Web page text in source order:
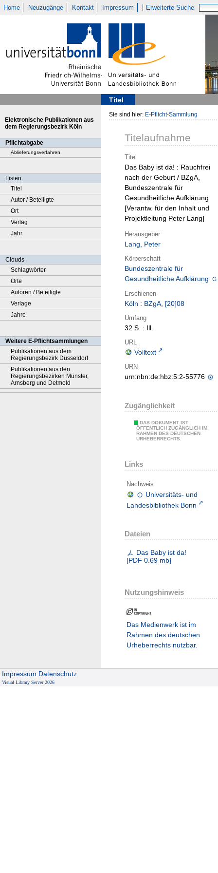
Home Neuzugänge Kontakt Impressum Erweiterte Suche
Titel
Elektronische Publikationen aus
dem Regierungsbezirk Köln
Pflichtabgabe
Ablieferungsverfahren
Listen
Titel
Autor / Beteiligte
Ort
Verlag
Jahr
Clouds
Schlagwörter
Orte
Autoren / Beteiligte
Verlage
Jahre
Weitere E-Pflichtsammlungen
Publikationen aus dem
Regierungsbezirk Düsseldorf
Publikationen aus den
Regierungsbezirken Münster,
Arnsberg und Detmold
Sie sind hier: E-Pflicht-Sammlung
Titelaufnahme
Titel
Das Baby ist da! : Rauchfrei
nach der Geburt / BZgA,
Bundeszentrale für
Gesundheitliche Aufklärung.
[Verantw. für den Inhalt und
Projektleitung Peter Lang]
Herausgeber
Lang, Peter
Körperschaft
Bundeszentrale für
Gesundheitliche Aufklärung
Erschienen
Köln : BZgA, [20]08
Umfang
32 S. : Ill.
URL
Volltext
URN
urn:nbn:de:hbz:5:2-55776
Zugänglichkeit
DAS DOKUMENT IST
ÖFFENTLICH ZUGÄNGLICH IM
RAHMEN DES DEUTSCHEN
URHEBERRECHTS.
Links
Nachweis
Universitäts- und
Landesbibliothek Bonn
Dateien
Das Baby ist da!
[PDF 0.69 mb]
Nutzungshinweis
Das Medienwerk ist im
Rahmen des deutschen
Urheberrechts nutzbar.
Impressum Datenschutz
Visual Library Server 2026